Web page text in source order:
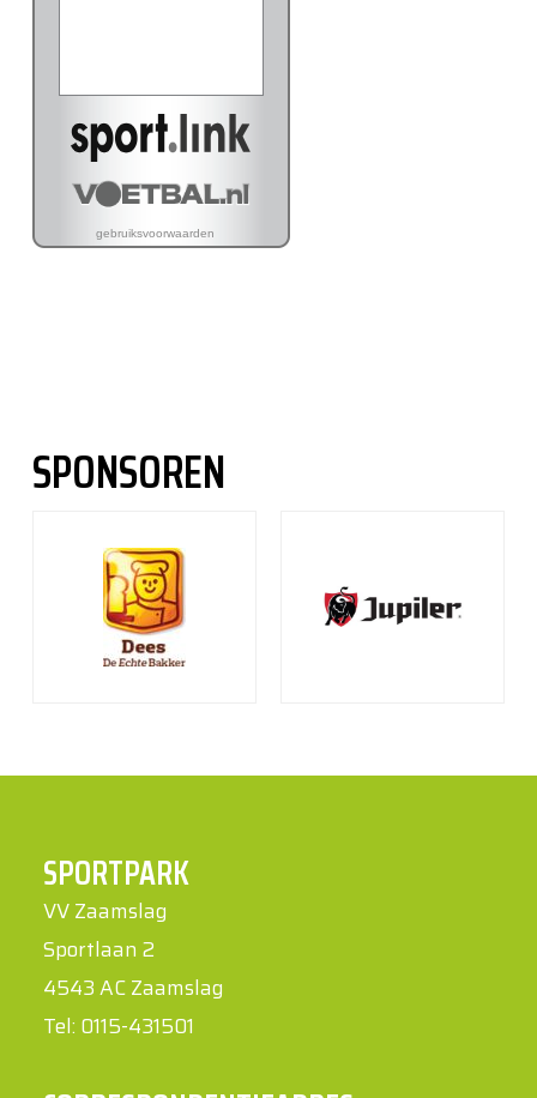
SPONSOREN
SPORTPARK
VV Zaamslag
Sportlaan 2
4543 AC Zaamslag
Tel: 0115-431501